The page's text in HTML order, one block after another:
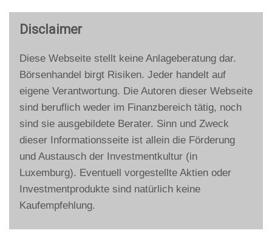
Disclaimer
Diese Webseite stellt keine Anlageberatung dar.
Börsenhandel birgt Risiken. Jeder handelt auf
eigene Verantwortung. Die Autoren dieser Webseite
sind beruflich weder im Finanzbereich tätig, noch
sind sie ausgebildete Berater. Sinn und Zweck
dieser Informationsseite ist allein die Förderung
und Austausch der Investmentkultur (in
Luxemburg). Eventuell vorgestellte Aktien oder
Investmentprodukte sind natürlich keine
Kaufempfehlung.